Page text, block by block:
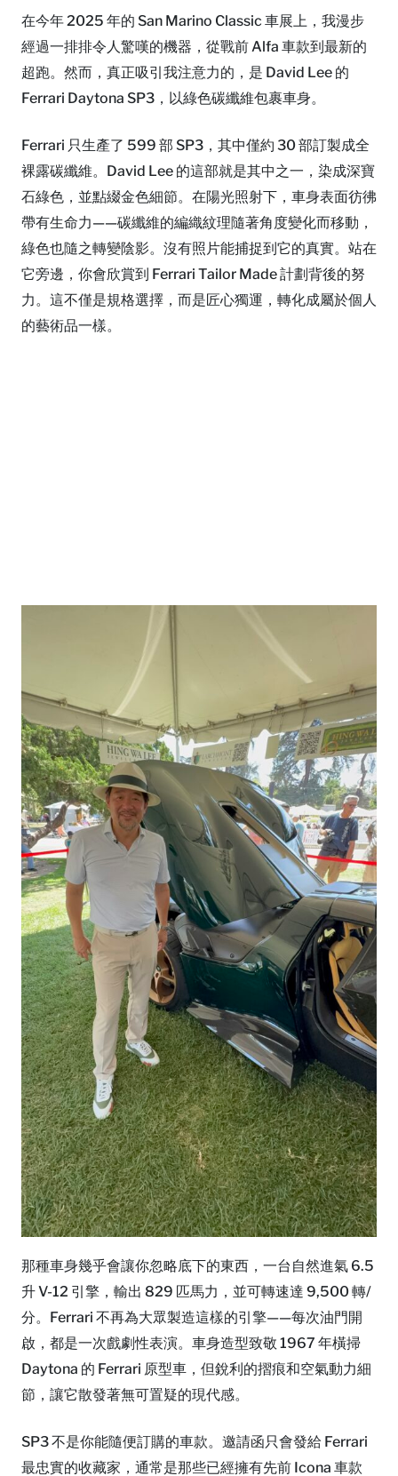
在今年 2025 年的 San Marino Classic 車展上，我漫步
經過一排排令人驚嘆的機器，從戰前 Alfa 車款到最新的
超跑。然而，真正吸引我注意力的，是 David Lee 的
Ferrari Daytona SP3，以綠色碳纖維包裹車身。
Ferrari 只生產了 599 部 SP3，其中僅約 30 部訂製成全
裸露碳纖維。David Lee 的這部就是其中之一，染成深寶
石綠色，並點綴金色細節。在陽光照射下，車身表面彷彿
帶有生命力——碳纖維的編織紋理隨著角度變化而移動，
綠色也隨之轉變陰影。沒有照片能捕捉到它的真實。站在
它旁邊，你會欣賞到 Ferrari Tailor Made 計劃背後的努
力。這不僅是規格選擇，而是匠心獨運，轉化成屬於個人
的藝術品一樣。
那種車身幾乎會讓你忽略底下的東西，一台自然進氣 6.5
升 V-12 引擎，輸出 829 匹馬力，並可轉速達 9,500 轉/
分。Ferrari 不再為大眾製造這樣的引擎——每次油門開
啟，都是一次戲劇性表演。車身造型致敬 1967 年橫掃
Daytona 的 Ferrari 原型車，但銳利的摺痕和空氣動力細
節，讓它散發著無可置疑的現代感。
SP3 不是你能隨便訂購的車款。邀請函只會發給 Ferrari
最忠實的收藏家，通常是那些已經擁有先前 Icona 車款